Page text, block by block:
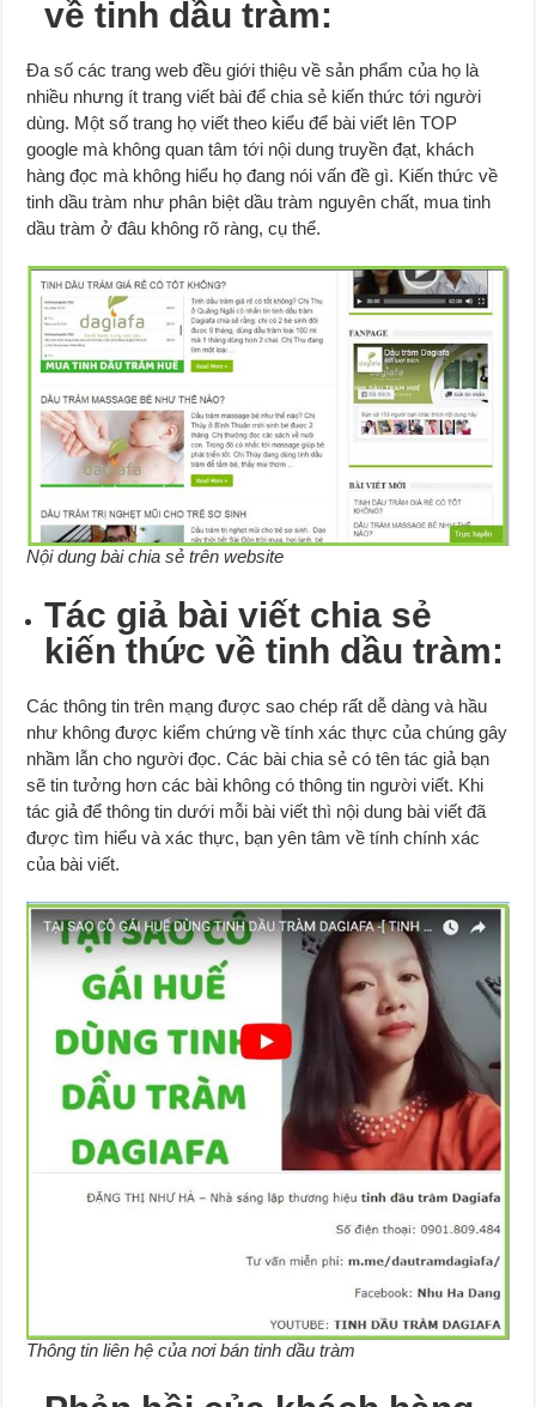
về tinh dầu tràm:
Đa số các trang web đều giới thiệu về sản phẩm của họ là
nhiều nhưng ít trang viết bài để chia sẻ kiến thức tới người
dùng. Một số trang họ viết theo kiểu để bài viết lên TOP
google mà không quan tâm tới nội dung truyền đạt, khách
hàng đọc mà không hiểu họ đang nói vấn đề gì. Kiến thức về
tinh dầu tràm như phân biệt dầu tràm nguyên chất, mua tinh
dầu tràm ở đâu không rõ ràng, cụ thể.
Nội dung bài chia sẻ trên website
Tác giả bài viết chia sẻ
kiến thức về tinh dầu tràm:
Các thông tin trên mạng được sao chép rất dễ dàng và hầu
như không được kiểm chứng về tính xác thực của chúng gây
nhầm lẫn cho người đọc. Các bài chia sẻ có tên tác giả bạn
sẽ tin tưởng hơn các bài không có thông tin người viết. Khi
tác giả để thông tin dưới mỗi bài viết thì nội dung bài viết đã
được tìm hiểu và xác thực, bạn yên tâm về tính chính xác
của bài viết.
Thông tin liên hệ của nơi bán tinh dầu tràm